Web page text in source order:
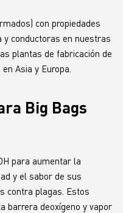
con propiedades
y conductoras en nuestras
plantas de fabricación de
Asia y Europa.
Big Bags
para aumentar la
y el sabor de sus
contra plagas. Estos
barrera deoxígeno y vapor